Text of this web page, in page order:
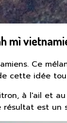
mì
Ce
cette idée
à l'ail et
résultat est